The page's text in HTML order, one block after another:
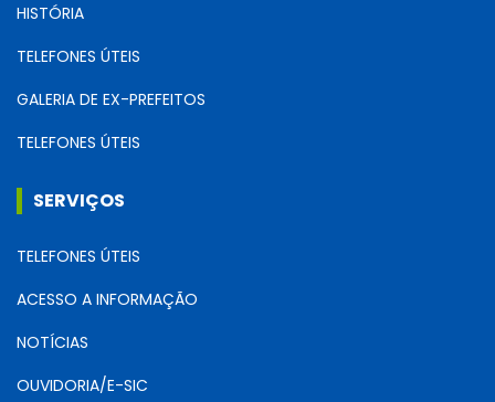
HISTÓRIA
TELEFONES ÚTEIS
GALERIA DE EX-PREFEITOS
TELEFONES ÚTEIS
SERVIÇOS
TELEFONES ÚTEIS
ACESSO A INFORMAÇÃO
NOTÍCIAS
OUVIDORIA/E-SIC